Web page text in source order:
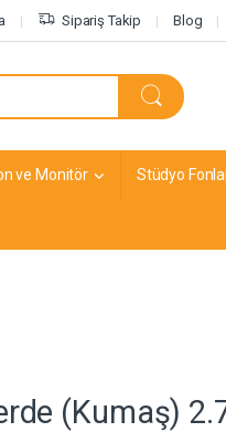
Sipariş Takip Blog
ve Monitör Stüdyo
(Kumaş)